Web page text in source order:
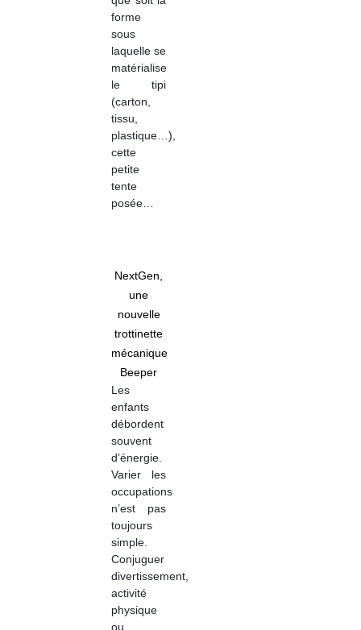
forme
sous
laquelle se
matérialise
le tipi
(carton,
tissu,
plastique…),
cette
petite
tente
posée…
NextGen,
une
nouvelle
trottinette
mécanique
Beeper
Les
enfants
débordent
souvent
d’énergie.
Varier les
occupations
n’est pas
toujours
simple.
Conjuguer
divertissement,
activité
physique
ou